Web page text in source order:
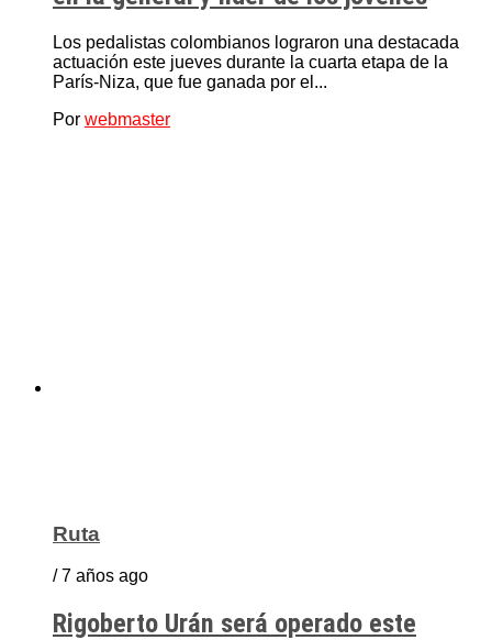
Los pedalistas colombianos lograron una destacada
actuación este jueves durante la cuarta etapa de la
París-Niza, que fue ganada por el...
Por webmaster
Ruta
/ 7 años ago
Rigoberto Urán será operado este